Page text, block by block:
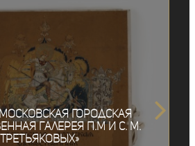
Городская
галерея П.М и С. М.
Третьяковых»